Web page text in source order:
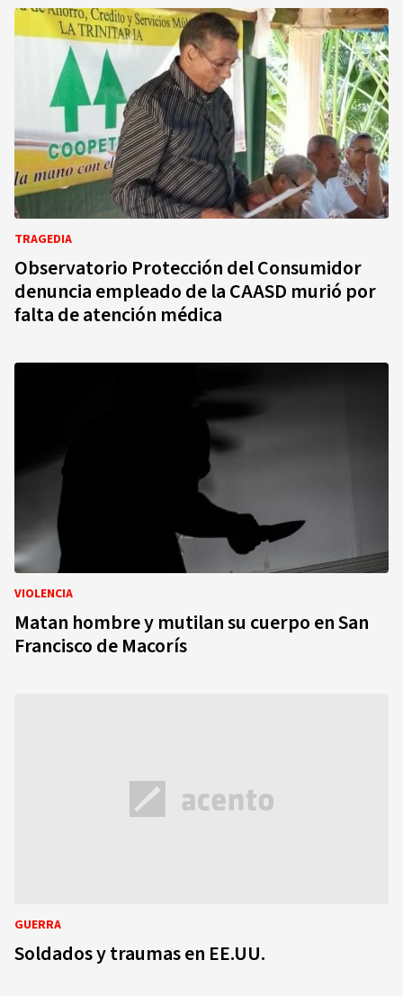
TRAGEDIA
Observatorio Protección del Consumidor
denuncia empleado de la CAASD murió por
falta de atención médica
VIOLENCIA
Matan hombre y mutilan su cuerpo en San
Francisco de Macorís
GUERRA
Soldados y traumas en EE.UU.